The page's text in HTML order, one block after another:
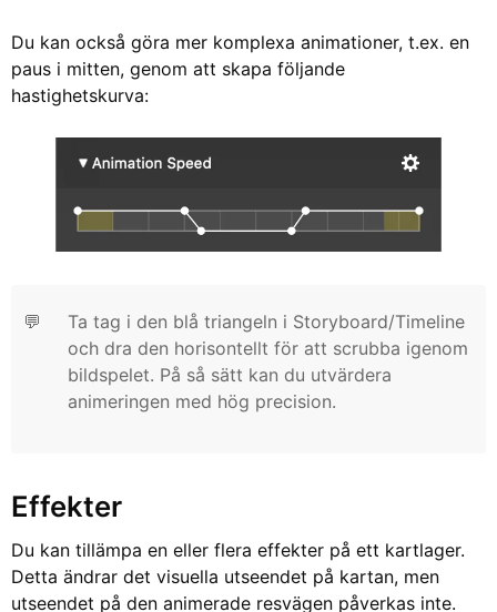
Du kan också göra mer komplexa animationer, t.ex. en
paus i mitten, genom att skapa följande
hastighetskurva:
💬
Ta tag i den blå triangeln i Storyboard/Timeline
och dra den horisontellt för att scrubba igenom
bildspelet. På så sätt kan du utvärdera
animeringen med hög precision.
Effekter
Du kan tillämpa en eller flera effekter på ett kartlager.
Detta ändrar det visuella utseendet på kartan, men
utseendet på den animerade resvägen påverkas inte.